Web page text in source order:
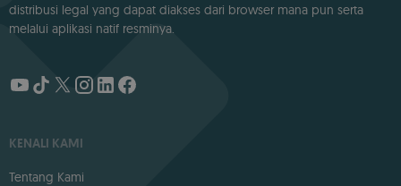
distribusi legal yang dapat diakses dari browser mana pun serta
melalui aplikasi natif resminya.
KENALI KAMI
Tentang Kami